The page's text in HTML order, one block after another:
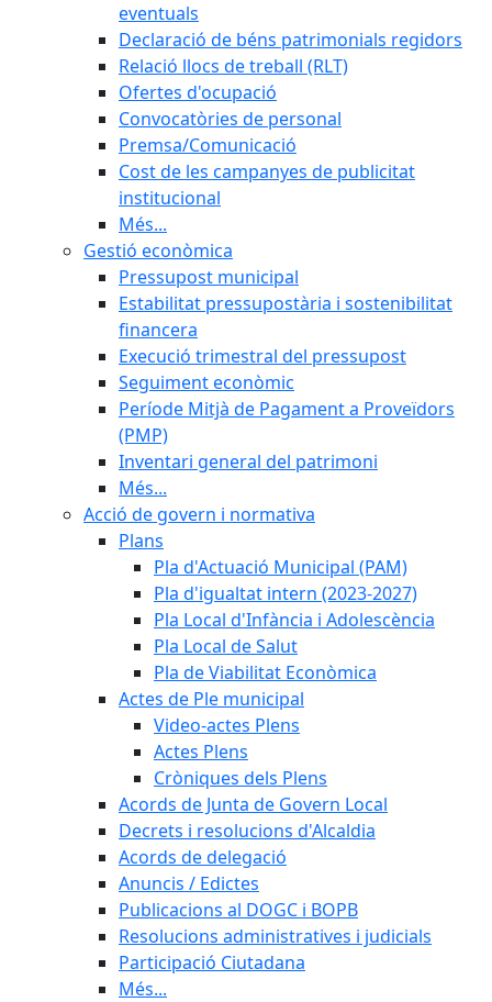
eventuals
Declaració de béns patrimonials regidors
Relació llocs de treball (RLT)
Ofertes d'ocupació
Convocatòries de personal
Premsa/Comunicació
Cost de les campanyes de publicitat
institucional
Més...
Gestió econòmica
Pressupost municipal
Estabilitat pressupostària i sostenibilitat
financera
Execució trimestral del pressupost
Seguiment econòmic
Període Mitjà de Pagament a Proveïdors
(PMP)
Inventari general del patrimoni
Més...
Acció de govern i normativa
Plans
Pla d'Actuació Municipal (PAM)
Pla d'igualtat intern (2023-2027)
Pla Local d'Infància i Adolescència
Pla Local de Salut
Pla de Viabilitat Econòmica
Actes de Ple municipal
Video-actes Plens
Actes Plens
Cròniques dels Plens
Acords de Junta de Govern Local
Decrets i resolucions d'Alcaldia
Acords de delegació
Anuncis / Edictes
Publicacions al DOGC i BOPB
Resolucions administratives i judicials
Participació Ciutadana
Més...